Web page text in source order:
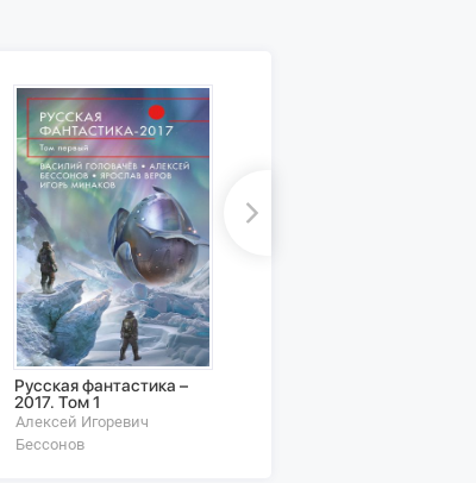
Русская фантастика –
2017. Том 1
Алексей Игоревич
Бессонов